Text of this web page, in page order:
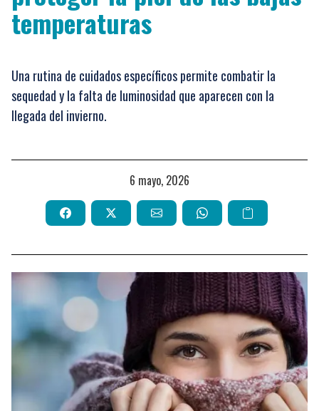
temperaturas
Una rutina de cuidados específicos permite combatir la
sequedad y la falta de luminosidad que aparecen con la
llegada del invierno.
6 mayo, 2026